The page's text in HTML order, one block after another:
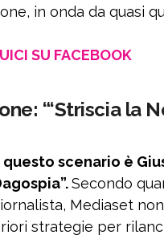
in onda da quasi
SU FACEBOOK
“‘Striscia la
scenario è
Secondo
Mediaset
strategie per